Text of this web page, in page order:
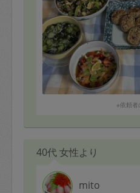
バターチキンカレーは本格
私にあわせて味付けをして
す！
千切りレタスは、千切りキ
意するのを忘れてしまい、そ
た。
どれも安定の美味しさです！
豚肉と小松菜の卵炒めは、こ
すが、キクラゲが入ると一
次に作っていただく時は、
いつもありがとうございます
※依頼者
40代 女性より
mito